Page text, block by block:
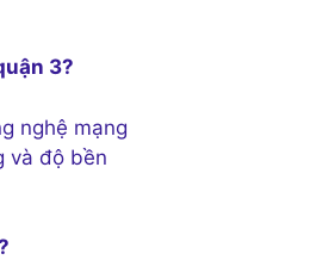
3?
nghệ mạng
và độ bền